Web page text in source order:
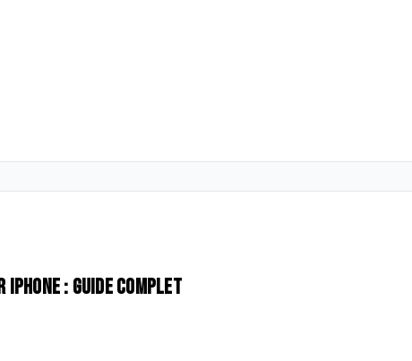
iPhone : guide complet